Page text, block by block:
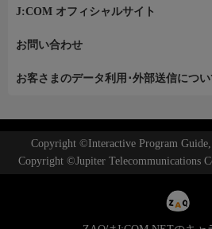
J:COM オフィシャルサイト
お問い合わせ
お客さまのデータ利用･外部送信につい
Copyright ©Interactive Program
Copyright ©Jupiter Telecommunications